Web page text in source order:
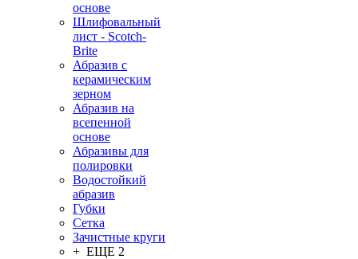
основе
Шлифовальный
лист - Scotch-
Brite
Абразив с
керамическим
зерном
Абразив на
всепенной
основе
Абразивы для
полировки
Водостойкий
абразив
Губки
Сетка
Зачистные круги
+ ЕЩЕ 2